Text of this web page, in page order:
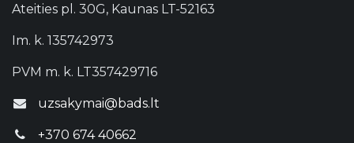
Ateities pl. 30G, Kaunas LT-52163
Im. k. 135742973
PVM m. k. LT357429716
uzsakymai@bads.lt
+370 674 40662